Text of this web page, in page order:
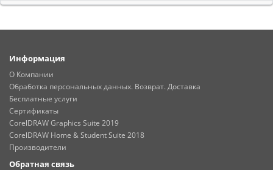
Информация
О Компании
Обработка персональных данных. Возврат. Доставка
Бесплатные услуги
Сертификаты
CorelDRAW Graphics Suite 2019
CorelDRAW Home & Student Suite 2018
Производители
Обратная связь